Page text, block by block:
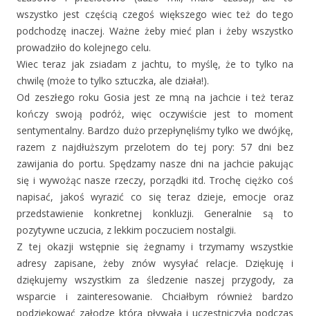
wszystko jest częścią czegoś większego wiec też do tego
podchodzę inaczej. Ważne żeby mieć plan i żeby wszystko
prowadziło do kolejnego celu.
Wiec teraz jak zsiadam z jachtu, to myślę, że to tylko na
chwilę (może to tylko sztuczka, ale działa!).
Od zeszłego roku Gosia jest ze mną na jachcie i też teraz
kończy swoją podróż, więc oczywiście jest to moment
sentymentalny. Bardzo dużo przepłynęliśmy tylko we dwójkę,
razem z najdłuższym przelotem do tej pory: 57 dni bez
zawijania do portu. Spędzamy nasze dni na jachcie pakując
się i wywożąc nasze rzeczy, porządki itd. Trochę ciężko coś
napisać, jakoś wyrazić co się teraz dzieje, emocje oraz
przedstawienie konkretnej konkluzji. Generalnie są to
pozytywne uczucia, z lekkim poczuciem nostalgii.
Z tej okazji wstępnie się żegnamy i trzymamy wszystkie
adresy zapisane, żeby znów wysyłać relacje. Dziękuję i
dziękujemy wszystkim za śledzenie naszej przygody, za
wsparcie i zainteresowanie. Chciałbym również bardzo
podziękować załodze która pływała i uczestniczyła podczas